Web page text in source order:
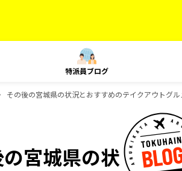
特派員ブログ
その後の宮城県の状況とおすすめのテイクアウトグル
宮城県の状